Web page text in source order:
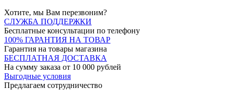
Хотите, мы Вам перезвоним?
СЛУЖБА ПОДДЕРЖКИ
Бесплатные консультации по телефону
100% ГАРАНТИЯ НА ТОВАР
Гарантия на товары магазина
БЕСПЛАТНАЯ ДОСТАВКА
На сумму заказа от 10 000 рублей
Выгодные условия
Предлагаем сотрудничество